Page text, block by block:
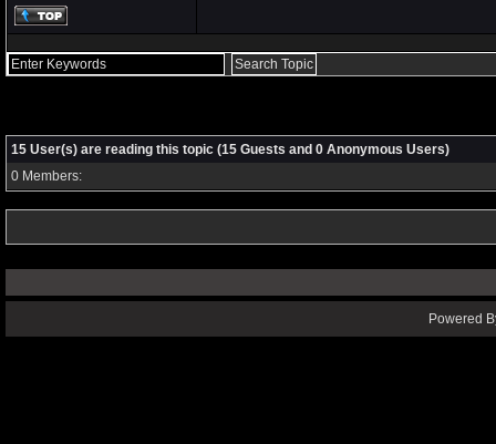
15 User(s) are reading this topic (15 Guests and 0 Anonymous Users)
0 Members:
Powered